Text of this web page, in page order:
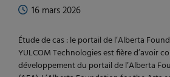
16 mars 2026
Étude de cas : le portail de l’Alberta
YULCOM Technologies est fière d’avoir
développement du portail de l’Alberta